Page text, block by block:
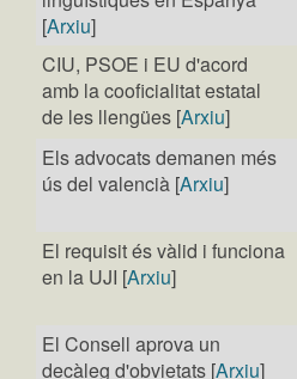
[Arxiu]
CIU, PSOE i EU d'acord
amb la cooficialitat estatal
de les llengües [Arxiu]
Els advocats demanen més
ús del valencià [Arxiu]
El requisit és vàlid i funciona
en la UJI [Arxiu]
El Consell aprova un
decàleg d'obvietats [Arxiu]